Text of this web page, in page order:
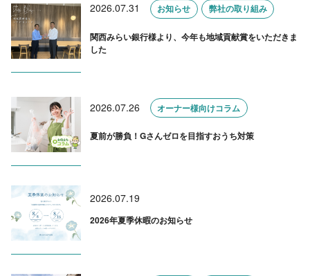
2026.07.31 お知らせ 弊社の取り組み
関西みらい銀行様より、今年も地域貢献賞をいただきま
した
2026.07.26 オーナー様向けコラム
夏前が勝負！Gさんゼロを目指すおうち対策
2026.07.19
2026年夏季休暇のお知らせ